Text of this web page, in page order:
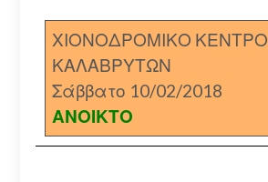
ΧΙΟΝΟΔΡΟΜΙΚΟ ΚΕΝΤΡΟ
ΚΑΛΑΒΡΥΤΩΝ
Σάββατο 10/02/2018
ΑΝΟΙΚΤΟ